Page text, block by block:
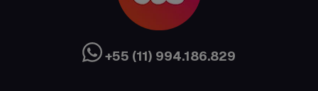
Ciência sem Fronteiras
Cultura Austrália+55 (11) 994.186.829